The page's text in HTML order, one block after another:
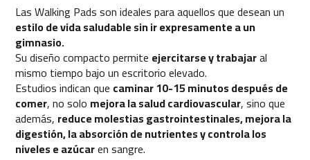
b
i
c
i
c
l
e
t
a
s
i
Asimismo, no cabe duda de que, en algún
momento de tu vida, también habrás tenido que
animar a un familiar o amigo que estaba mal
emocionalmente, y te habrás preguntado cómo
hacerlo. La felicidad es la clave para levantar el
ánimo a alguien, dado que proporciona una
sensación de bienestar y plenitud máxima. ¡Subir el
ánimo va estrechamente unido con estar feliz!
Cuando uno está triste, depresivo o cabizbajo, es
Las Walking Pads son ideales para aquellos que desean un
estilo de vida saludable sin ir expresamente a un
gimnasio.
Su diseño compacto permite ejercitarse y trabajaral
mismo tiempo bajo un escritorio elevado.
Estudios indican que caminar 10-15 minutos después de
comer, no solo mejora la salud cardiovascular, sino que
además, reduce molestias gastrointestinales, mejora la
digestión, la absorción de nutrientes y controla los
niveles e azúcaren sangre.